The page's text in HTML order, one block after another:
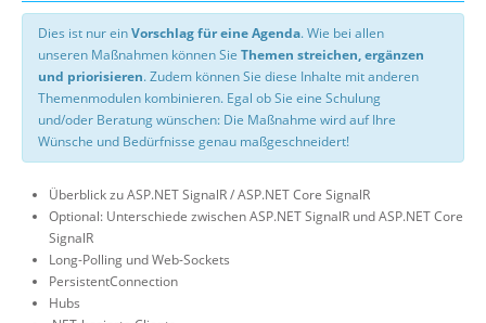
Dies ist nur einVorschlag für eine Agenda. Wie bei allen
unseren Maßnahmen können Sie Themen streichen, ergänzen
und priorisieren. Zudem können Sie diese Inhalte mit anderen
Themenmodulen kombinieren. Egal ob Sie eine Schulung
und/oder Beratung wünschen: Die Maßnahme wird auf Ihre
Wünsche und Bedürfnisse genau maßgeschneidert!
Überblick zu ASP.NET SignalR / ASP.NET Core SignalR
Optional: Unterschiede zwischen ASP.NET SignalR und ASP.NET Core
SignalR
Long-Polling und Web-Sockets
PersistentConnection
Hubs